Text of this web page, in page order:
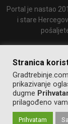
Portal je nastao
i stare
Stranica
prikazivanje
dugme
prilagođeno
Prihvatam